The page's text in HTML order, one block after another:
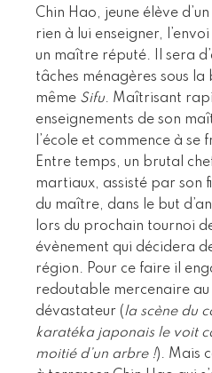
Chin Hao, jeune élève d’un "
rien à lui enseigner,
un maître réputé. Il sera
tâches ménagères sous
même Sifu. Maîtrisant
enseignements de son
l’école et commence à
Entre temps, un brutal
martiaux, assisté par son
du maître, dans le but
lors du prochain tournoi
évènement qui décidera
région. Pour ce faire il
redoutable mercenaire au
dévastateur (la scène du
karatéka japonais le voit
moitié d’un arbre !). Mais